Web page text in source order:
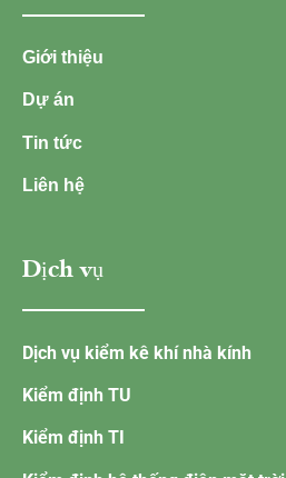
Giới thiệu
Dự án
Tin tức
Liên hệ
Dịch vụ
Dịch vụ kiểm kê khí nhà kính
Kiểm định TU
Kiểm định TI